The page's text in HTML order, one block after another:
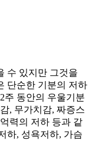
수 있지만 그것을
단순한 기분의 저하
주 동안의 우울기분
, 무가치감, 짜증스
력의 저하 등과 같
하, 성욕저하, 가슴